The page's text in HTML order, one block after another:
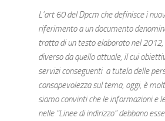
L’art 60 del Dpcm che definisce i
riferimento a un documento
tratta di un testo elaborato nel
diverso da quello attuale, il cui
servizi conseguenti a tutela delle
consapevolezza sul tema, oggi, è
siamo convinti che le informazioni e
nelle “Linee di indirizzo” debbano